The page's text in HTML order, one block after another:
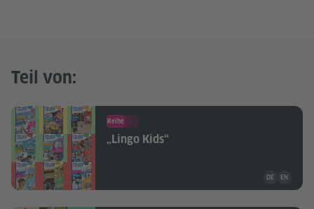
Teil von:
Reihe
„Lingo Kids“
DE EN